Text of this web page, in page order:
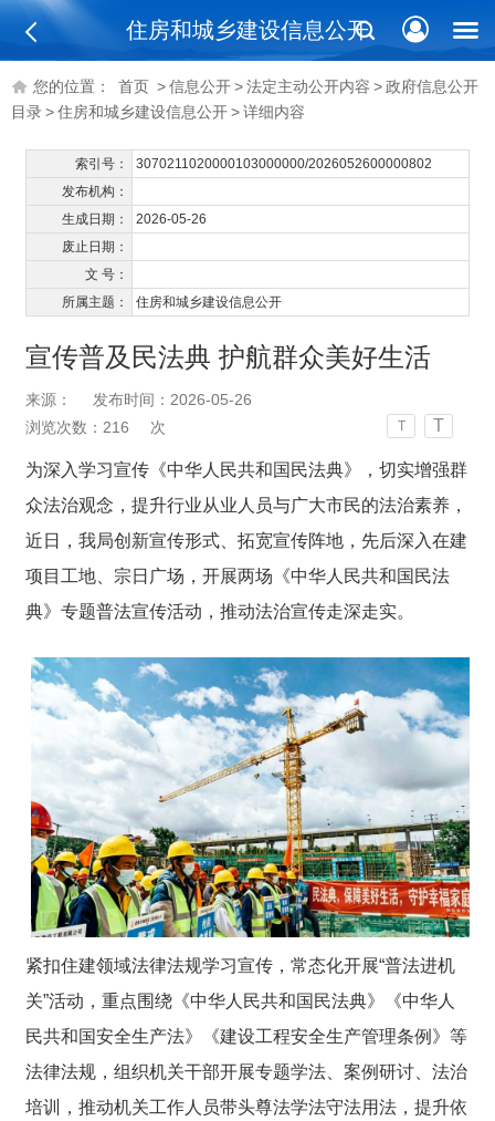
住房和城乡建设信息公开
您的位置： 首页 >信息公开>法定主动公开内容 >政府信息公开
目录>住房和城乡建设信息公开>详细内容
索引号：
3070211020000103000000/2026052600000802
发布机构：
生成日期：
2026-05-26
废止日期：
文 号：
所属主题：
住房和城乡建设信息公开
宣传普及民法典 护航群众美好生活
来源：
发布时间：2026-05-26
浏览次数： 216 次 T T
为深入学习宣传《中华人民共和国民法典》，切实增强群
众法治观念，提升行业从业人员与广大市民的法治素养，
近日，我局创新宣传形式、拓宽宣传阵地，先后深入在建
项目工地、宗日广场，开展两场《中华人民共和国民法
典》专题普法宣传活动，推动法治宣传走深走实。
紧扣住建领域法律法规学习宣传，常态化开展“普法进机
关”活动，重点围绕《中华人民共和国民法典》《中华人
民共和国安全生产法》《建设工程安全生产管理条例》等
法律法规，组织机关干部开展专题学法、案例研讨、法治
培训，推动机关工作人员带头尊法学法守法用法，提升依